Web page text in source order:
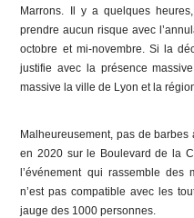
Marrons. Il y a quelques
prendre aucun risque avec
octobre et mi-novembre. Si la
justifie avec la présence
massive la ville de Lyon et la
Malheureusement, pas de barbes
en 2020 sur le Boulevard de la
l’événement qui rassemble
n’est pas compatible avec les
jauge des 1000 personnes.